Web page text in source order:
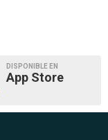
DISPONIBLE EN
App Store